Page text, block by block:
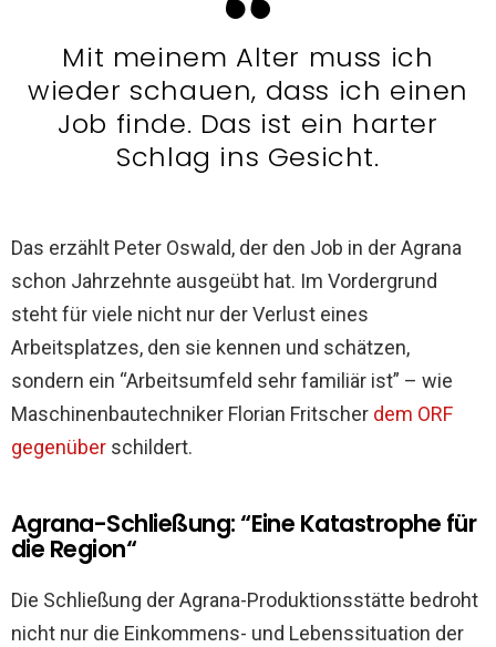
Mit meinem Alter muss ich
wieder schauen, dass ich einen
Job finde. Das ist ein harter
Schlag ins Gesicht.
Das erzählt Peter Oswald, der den Job in der Agrana
schon Jahrzehnte ausgeübt hat. Im Vordergrund
steht für viele nicht nur der Verlust eines
Arbeitsplatzes, den sie kennen und schätzen,
sondern ein “Arbeitsumfeld sehr familiär ist” – wie
Maschinenbautechniker Florian Fritscher dem ORF
gegenüber schildert.
Agrana-Schließung: “Eine Katastrophe für
die Region“
Die Schließung der Agrana-Produktionsstätte bedroht
nicht nur die Einkommens- und Lebenssituation der